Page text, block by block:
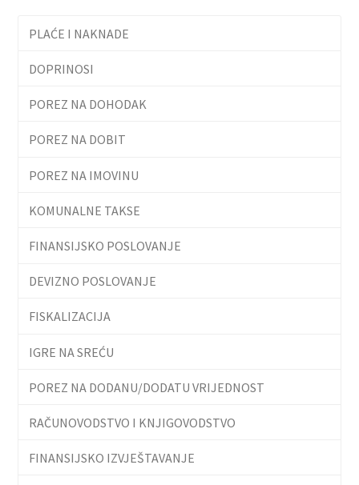
PLAĆE I NAKNADE
DOPRINOSI
POREZ NA DOHODAK
POREZ NA DOBIT
POREZ NA IMOVINU
KOMUNALNE TAKSE
FINANSIJSKO POSLOVANJE
DEVIZNO POSLOVANJE
FISKALIZACIJA
IGRE NA SREĆU
POREZ NA DODANU/DODATU VRIJEDNOST
RAČUNOVODSTVO I KNJIGOVODSTVO
FINANSIJSKO IZVJEŠTAVANJE